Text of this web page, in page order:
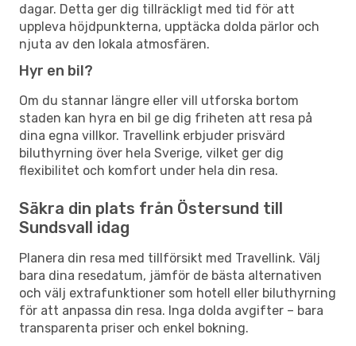
dagar. Detta ger dig tillräckligt med tid för att
uppleva höjdpunkterna, upptäcka dolda pärlor och
njuta av den lokala atmosfären.
Hyr en bil?
Om du stannar längre eller vill utforska bortom
staden kan hyra en bil ge dig friheten att resa på
dina egna villkor. Travellink erbjuder prisvärd
biluthyrning över hela Sverige, vilket ger dig
flexibilitet och komfort under hela din resa.
Säkra din plats från Östersund till
Sundsvall idag
Planera din resa med tillförsikt med Travellink. Välj
bara dina resedatum, jämför de bästa alternativen
och välj extrafunktioner som hotell eller biluthyrning
för att anpassa din resa. Inga dolda avgifter – bara
transparenta priser och enkel bokning.